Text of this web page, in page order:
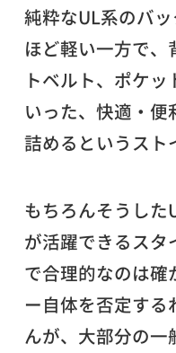
純粋なUL系のバ
ほど軽い一方で
トベルト、ポケ
いった、快適・便
詰めるというスト
もちろんそうし
が活躍できるスタ
で合理的なのは確
ー自体を否定す
んが、大部分の一